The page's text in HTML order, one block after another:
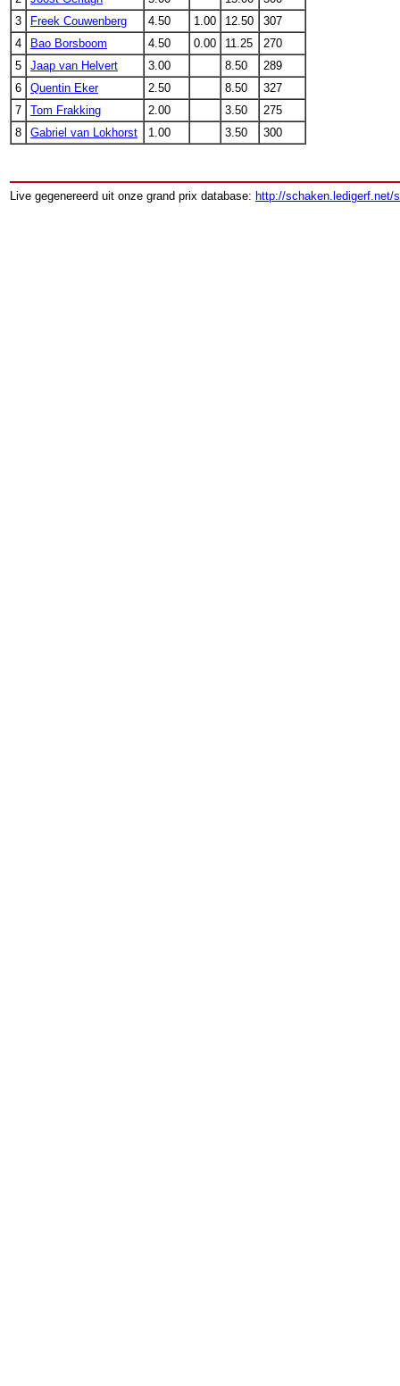
3
Freek Couwenberg 4.50 1.00 12.50
307
4
Bao Borsboom 4.50 0.00 11.25
270
5
Jaap van Helvert 3.00 8.50
289
6
Quentin Eker 2.50 8.50
327
7
Tom Frakking 2.00 3.50
275
8
Gabriel van Lokhorst 1.00 3.50 300
Live gegenereerd uit onze grand prix database: http://schaken.ledigerf.net/